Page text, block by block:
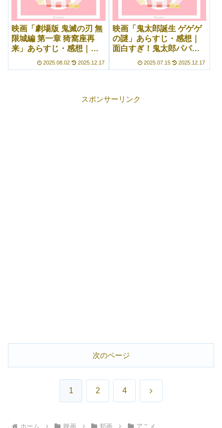
映画「劇場版 鬼滅の刃 無
限城編 第一章 猗窩座再
来」あらすじ・感想｜涙
なしには観られなかっ
た……
2025.08.02 2025.12.17
映画「鬼太郎誕生 ゲゲゲ
の謎」あらすじ・感想｜
面白すぎ！鬼太郎パパが
格好良すぎるアクション
シーン
2025.07.15 2025.12.17
スポンサーリンク
次のページ
1 2 4 次
ホーム 映画 邦画 アニメ